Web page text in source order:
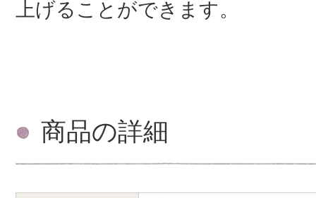
上げることができます。
商品の詳細